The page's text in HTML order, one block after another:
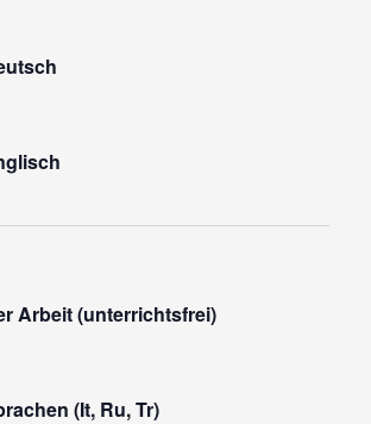
Arbeit (unterrichtsfrei)
(It, Ru, Tr)